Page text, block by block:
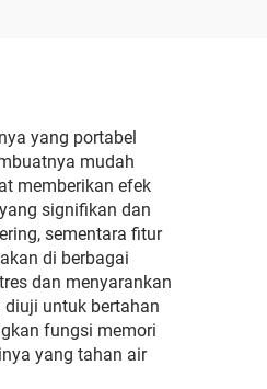
yang portabel
mudah
memberikan efek
signifikan dan
sementara fitur
di berbagai
dan menyarankan
untuk bertahan
fungsi memori
yang tahan air